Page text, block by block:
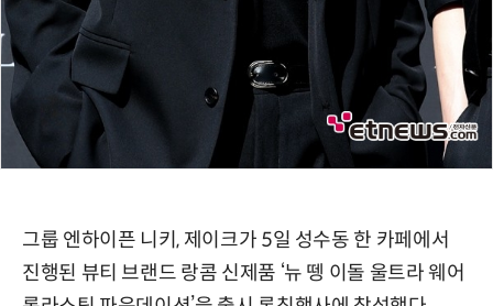
그룹 엔하이픈 니키, 제이크가 5일 성수동 한 카페에서
진행된 뷰티 브랜드 랑콤 신제품 ‘뉴 뗑 이돌 울트라 웨어